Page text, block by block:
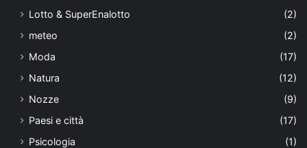
Lotto & SuperEnalotto
(2)
meteo
(2)
Moda
(17)
Natura
(12)
Nozze
(9)
Paesi e città
(17)
Psicologia
(1)